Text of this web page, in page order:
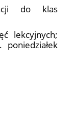
do klas
lekcyjnych;